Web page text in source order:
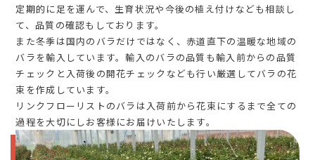
定期的に足を運んで、生育状況や今後の植え付けなども相談し
て、品質の確認もしております。
また冬季は国内のバラだけではなく、赤道直下の温暖な地域の
バラを輸入しています。輸入のバラの品質も輸入前からの品質
チェックと入荷後の開花チェックなども行い厳選してバラの花
束を作成しています。
リンクフローリストのバラは入荷前から花束にするまで全ての
過程を大切にしお客様にお届けいたします。